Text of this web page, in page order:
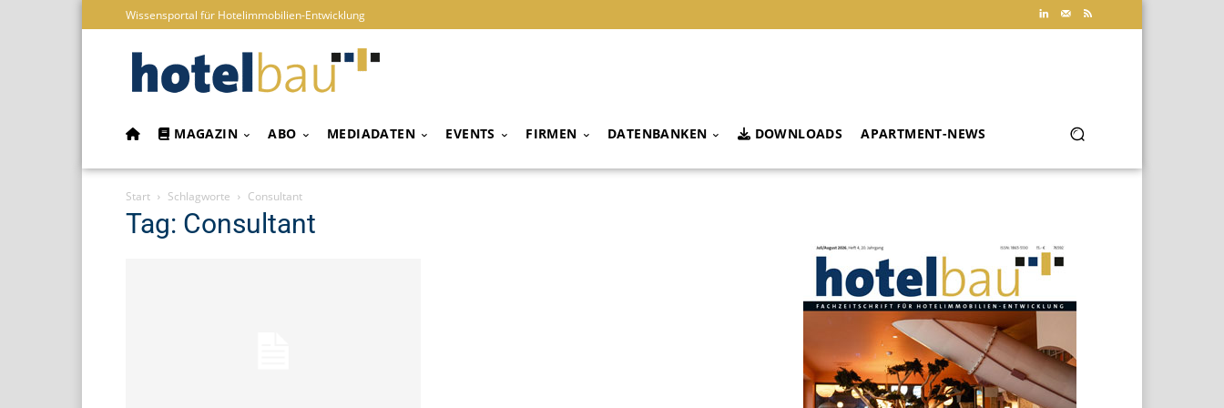
Wissensportal für Hotelimmobilien-Entwicklung
MAGAZIN ABO MEDIADATEN EVENTS FIRMEN DATENBANKEN DOWNLOADS APARTMENT-NEWS
Start Schlagworte Consultant
Tag: Consultant